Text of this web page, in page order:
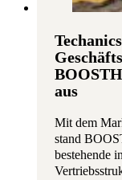
aus
Mit dem
stand
bestehende